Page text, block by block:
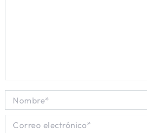
Nombre *
Correo electrónico *